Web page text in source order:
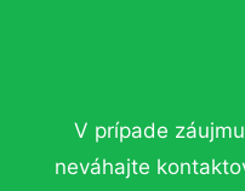
V prípade
neváhajte